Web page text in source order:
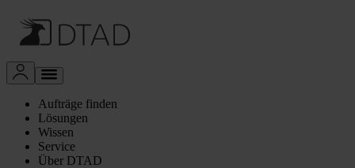
Aufträge finden
Lösungen
Wissen
Service
Über DTAD